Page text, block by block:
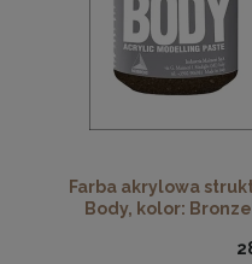
Farba akrylowa
Body, kolor: